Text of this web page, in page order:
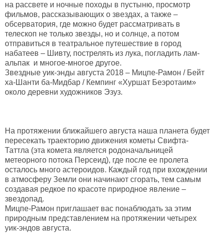
на рассвете и ночные походы в пустыню, просмотр
фильмов, рассказывающих о звездах, а также –
обсерватория, где можно будет рассматривать в
телескоп не только звезды, но и солнце, а потом
отправиться в театральное путешествие в город
набатеев – Шивту, пострелять из лука, погладить лам-
альпак и многое-многое другое.
Звездные уик-энды августа 2018 – Мицпе-Рамон / Бейт
ха-Шанти ба-Мидбар / Кемпинг «Хуршат Беэротаим»
около деревни художников Эзуз.
На протяжении ближайшего августа наша планета будет
пересекать траекторию движения кометы Свифта-
Таттла (эта комета является родоначальницей
метеорного потока Персеид), где после ее пролета
осталось много астероидов. Каждый год при вхождении
в атмосферу Земли они начинают сгорать, тем самым
создавая редкое по красоте природное явление –
звездопад.
Мицпе-Рамон приглашает вас понаблюдать за этим
природным представлением на протяжении четырех
уик-эндов августа.